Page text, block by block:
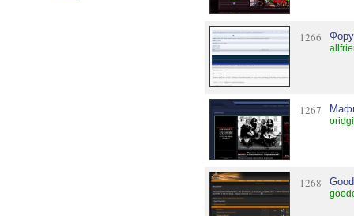
1266
1267
1268